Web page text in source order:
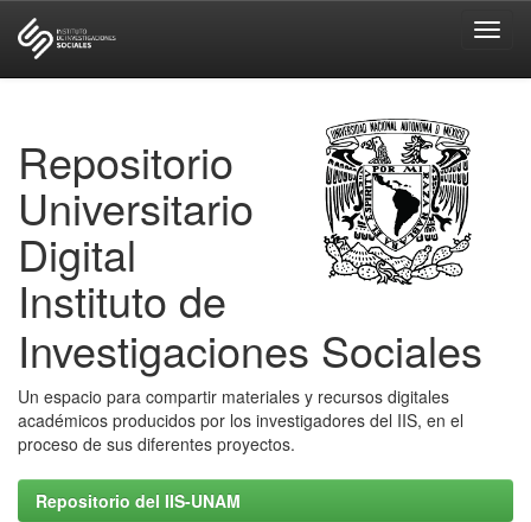
Repositorio
Universitario
Digital
Instituto de
Investigaciones Sociales
Un espacio para compartir materiales y recursos digitales
académicos producidos por los investigadores del IIS, en el
proceso de sus diferentes proyectos.
Repositorio del IIS-UNAM